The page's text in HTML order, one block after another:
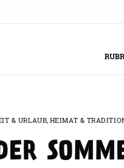
& URLAUB, HEIMAT &